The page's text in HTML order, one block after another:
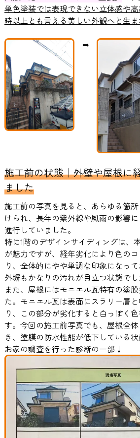
単色塗装では表現できない立体感や
時以上とも言える美しい外観へと生ま
➡
施工前の状態｜外壁や屋根に
ました
施工前の写真を見ると、あらゆる箇
けられ、長年の紫外線や風雨の影響
進行していました。
特に1階のデザインサイディングは、
が魅力ですが、経年劣化により色の
り、全体的にやや単調な印象になって
外塀もかなりの汚れが目立つ状態でし
また、屋根にはモニエル瓦特有の塗
た。モニエル瓦は表面にスラリー層
り、この部分が劣化すると白っぽく
す。今回の施工前写真でも、屋根全
き、塗膜の防水性能が低下している状
お家の調査を行った診断の一部↓